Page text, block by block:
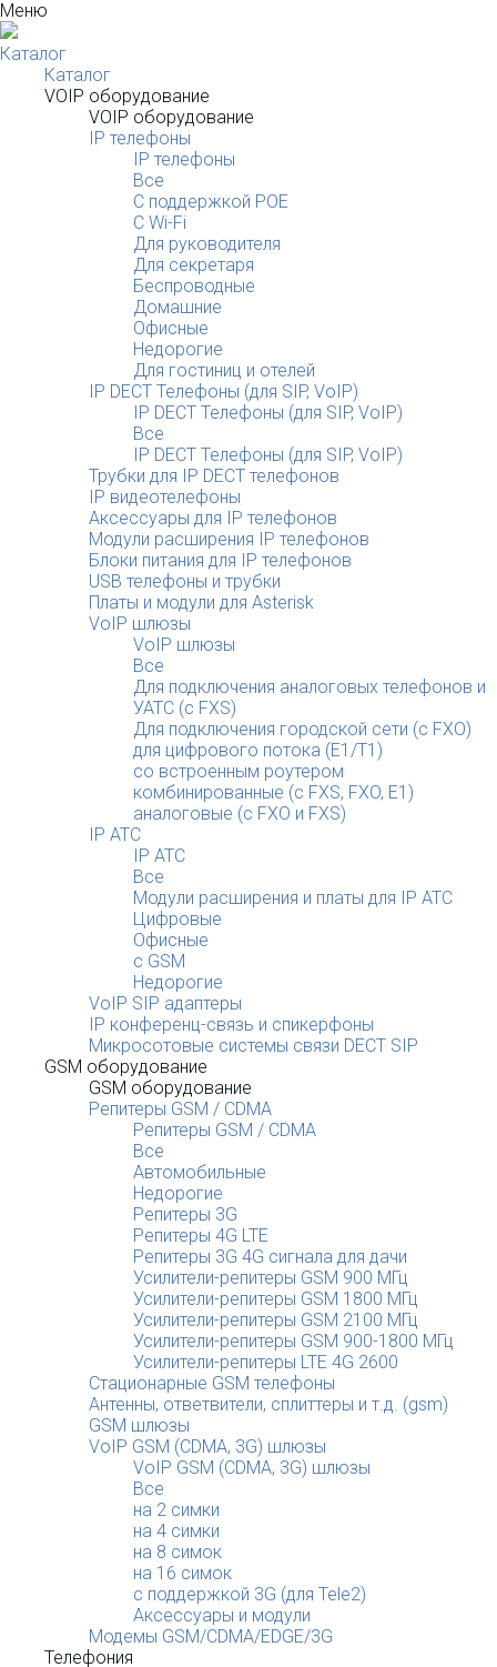
Меню
Каталог
Каталог
VOIP оборудование
VOIP оборудование
IP телефоны
IP телефоны
Все
С поддержкой POE
C Wi-Fi
Для руководителя
Для секретаря
Беспроводные
Домашние
Офисные
Недорогие
Для гостиниц и отелей
IP DECT Телефоны (для SIP, VoIP)
IP DECT Телефоны (для SIP, VoIP)
Все
IP DECT Телефоны (для SIP, VoIP)
Трубки для IP DECT телефонов
IP видеотелефоны
Аксессуары для IP телефонов
Модули расширения IP телефонов
Блоки питания для IP телефонов
USB телефоны и трубки
Платы и модули для Asterisk
VoIP шлюзы
VoIP шлюзы
Все
Для подключения аналоговых телефонов и
УАТС (с FXS)
Для подключения городской сети (с FXO)
для цифрового потока (E1/T1)
со встроенным роутером
комбинированные (c FXS, FXO, E1)
аналоговые (с FXO и FXS)
IP АТС
IP АТС
Все
Модули расширения и платы для IP АТС
Цифровые
Офисные
с GSM
Недорогие
VoIP SIP адаптеры
IP конференц-связь и спикерфоны
Микросотовые системы связи DECT SIP
GSM оборудование
GSM оборудование
Репитеры GSM / CDMA
Репитеры GSM / CDMA
Все
Автомобильные
Недорогие
Репитеры 3G
Репитеры 4G LTE
Репитеры 3G 4G сигнала для дачи
Усилители-репитеры GSM 900 МГц
Усилители-репитеры GSM 1800 МГц
Усилители-репитеры GSM 2100 МГц
Усилители-репитеры GSM 900-1800 МГц
Усилители-репитеры LTE 4G 2600
Стационарные GSM телефоны
Антенны, ответвители, сплиттеры и т.д. (gsm)
GSM шлюзы
VoIP GSM (CDMA, 3G) шлюзы
VoIP GSM (CDMA, 3G) шлюзы
Все
на 2 симки
на 4 симки
на 8 симок
на 16 симок
с поддержкой 3G (для Tele2)
Аксессуары и модули
Модемы GSM/CDMA/EDGE/3G
Телефония